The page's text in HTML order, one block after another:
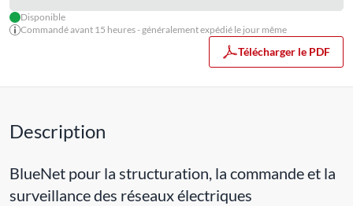
Disponible
Commandé avant 15 heures - généralement expédié le jour même
Télécharger le PDF
Description
BlueNet pour la structuration, la commande et la
surveillance des réseaux électriques